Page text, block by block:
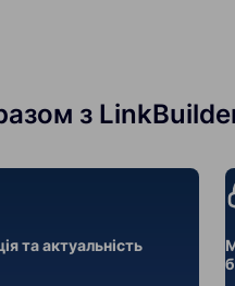
з
та актуальність